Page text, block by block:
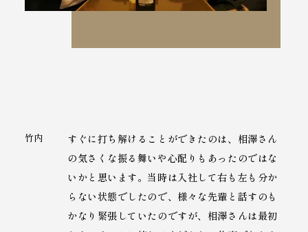
竹内
すぐに打ち解けることができたのは、相澤さん
の気さくな振る舞いや心配りもあったのではな
いかと思います。当時は入社して右も左も分か
らない状態でしたので、様々な先輩と話すのも
かなり緊張していたのですが、相澤さんは最初